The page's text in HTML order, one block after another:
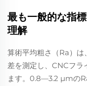
最も一般的な指
理解
算術平均粗さ（Ra）は
差を測定し、CNCフラ
ます。0.8—3.2 µmの